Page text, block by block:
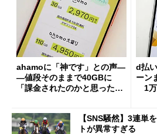
ahamoに「神です」との声―
―値段そのままで40GBに
「課金されたのかと思った」
d払
ーン
1万
【SNS騒然】3連単
トが異常すぎる